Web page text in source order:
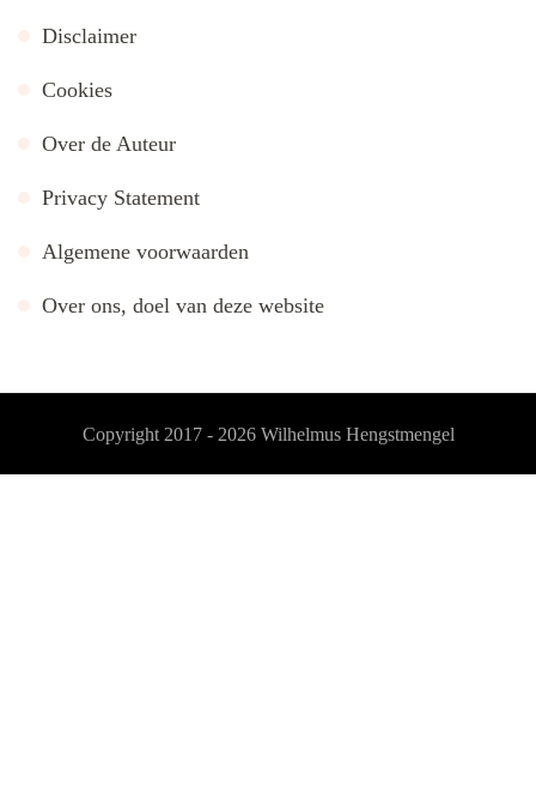
Disclaimer
Cookies
Over de Auteur
Privacy Statement
Algemene voorwaarden
Over ons, doel van deze website
Copyright 2017 - 2026 Wilhelmus Hengstmengel